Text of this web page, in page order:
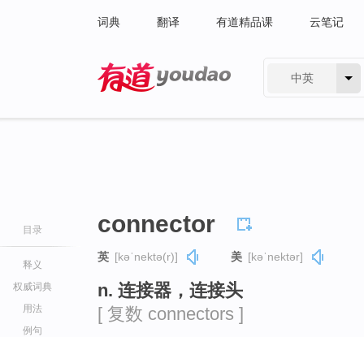
词典 翻译 有道精品课 云笔记
中英
目录
释义
权威词典
用法
例句
connector
英 [kəˈnektə(r)] 美 [kəˈnektər]
n. 连接器，连接头
[ 复数 connectors ]